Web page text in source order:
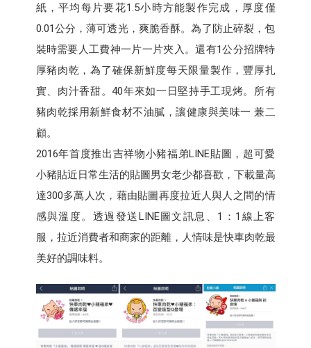
紙，平均每片要花1.5小時方能製作完成，厚度僅
0.01公分，薄可透光，爽脆香酥。為了防止碎裂，包
裝時需要人工費神一片一片夾入。還有1公分招牌特
厚豬肉乾，為了確保新鮮度每天限量製作，豐厚扎
實、肉汁香甜。40年來如一日堅持手工現烤。所有
豬肉乾採用新鮮食材不油膩，讓健康與美味一 兼二
顧。
2016年首度推出吉祥物小豬福弟LINE貼圖，超可愛
小豬貼近日常生活的貼圖男女老少都喜歡，下載量高
達300多萬人次，藉由貼圖再度拉近人與人之間的情
感與溫度。透過發送LINE圖文訊息、1：1線上客
服，拉近消費者和商家的距離，人情味是快車肉乾最
美好的調味料。